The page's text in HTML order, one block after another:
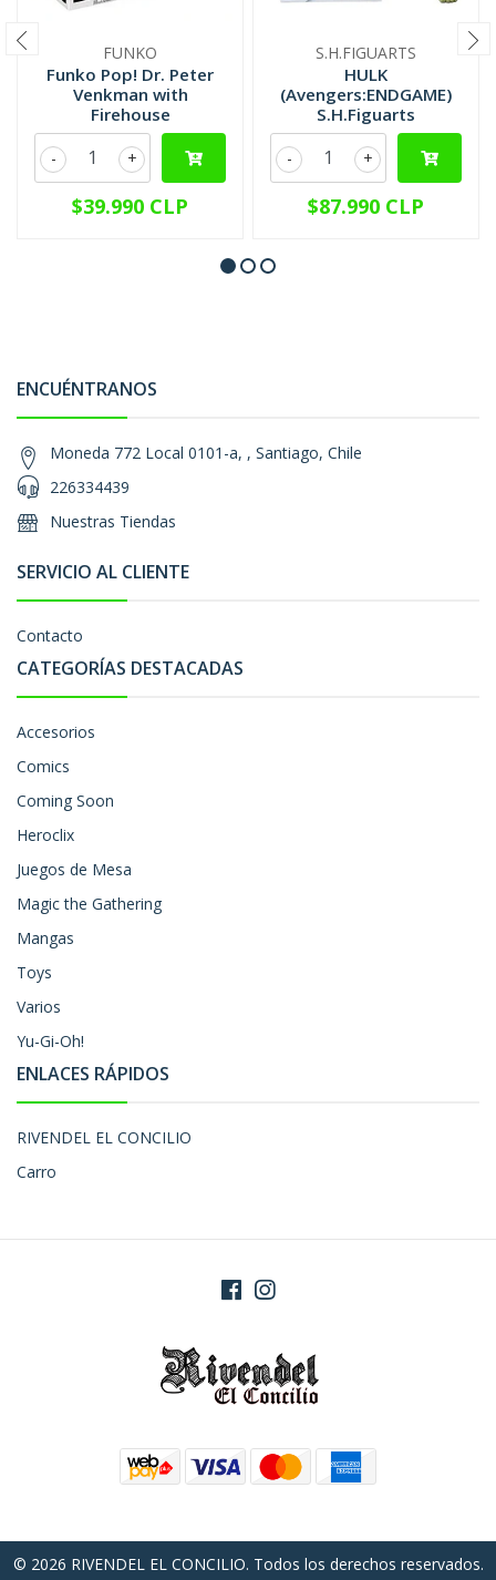
FUNKO
Funko Pop! Dr. Peter
Venkman with
Firehouse
+
-
$39.990 CLP
S.H.FIGUARTS
HULK
(Avengers:ENDGAME)
S.H.Figuarts
+
-
$87.990 CLP
ENCUÉNTRANOS
Moneda 772 Local 0101-a, , Santiago, Chile
226334439
Nuestras Tiendas
SERVICIO AL CLIENTE
Contacto
CATEGORÍAS DESTACADAS
Accesorios
Comics
Coming Soon
Heroclix
Juegos de Mesa
Magic the Gathering
Mangas
Toys
Varios
Yu-Gi-Oh!
ENLACES RÁPIDOS
RIVENDEL EL CONCILIO
Carro
© 2026 RIVENDEL EL CONCILIO. Todos los derechos reservados.